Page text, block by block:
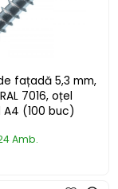
fațadă 5,3 mm,
7016, oțel
A4 (100 buc)
Amb.